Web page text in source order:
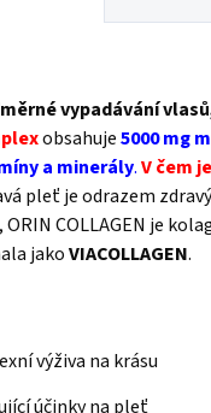
vypadávání
obsahuje5000 mg
a minerály.V čem
pleť je odrazem
COLLAGEN je
jakoVIACOLLAGEN.
výživa na krásu
účinky na pleť